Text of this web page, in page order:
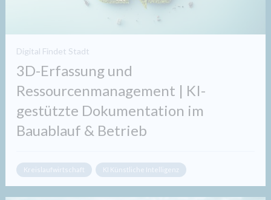
Digital Findet Stadt
3D-Erfassung und
Ressourcenmanagement | KI-
gestützte Dokumentation im
Bauablauf & Betrieb
Kreislaufwirtschaft KI Künstliche Intelligenz